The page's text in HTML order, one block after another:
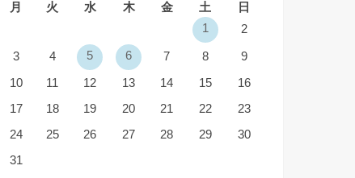
月
火 水 木 金 土
日
1
2
3 4 5 6 7 8 9
10 11 12 13 14 15
16
17
18 19 20 21 22
23
24
25 26 27 28 29
30
31